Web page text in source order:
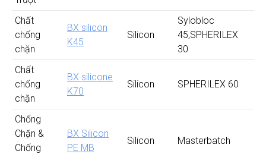
Chất
chống
chặn
BX silicon
K45
Silicon
Sylobloc
45,SPHERILEX
30
Chất
chống
chặn
BX silicone
K70
Silicon SPHERILEX 60
Chống
Chặn &
Chống
BX Silicon
PE MB
Silicon Masterbatch